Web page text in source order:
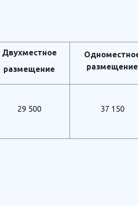
Двухместное
размещение
размещение
29 500 37 150